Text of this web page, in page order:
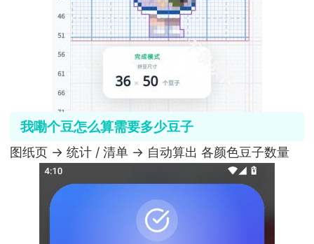
我嘞个豆怎么算需要多少豆子
图纸页 → 统计 / 清单 → 自动算出 各颜色豆子数量